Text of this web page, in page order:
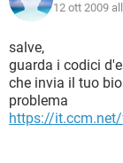
12 ott 2009
salve,
guarda i codici
che invia il tuo
problema
https://